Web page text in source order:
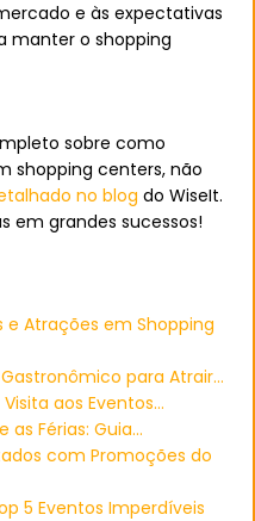
e às expectativas
manter o shopping
sobre como
shopping centers, não
no blog do WiseIt.
em grandes sucessos!
Atrações em Shopping
para Atrair…
aos Eventos…
as Férias: Guia…
com Promoções do
5 Eventos Imperdíveis